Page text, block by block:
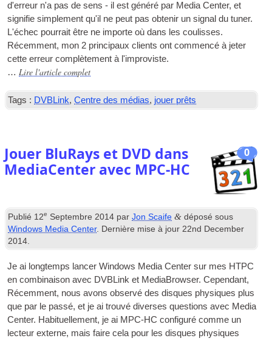
d'erreur n'a pas de sens - il est généré par Media Center, et
signifie simplement qu'il ne peut pas obtenir un signal du tuner.
L'échec pourrait être ne importe où dans les coulisses.
Récemment, mon 2 principaux clients ont commencé à jeter
cette erreur complètement à l'improviste.
… Lire l'article complet
Tags : DVBLink,Centre des médias, jouer prêts
0
Jouer BluRays et DVD dans
MediaCenter avec MPC-HC
Publié 12e Septembre 2014 parJon Scaife & déposé sous
Windows Media Center. Dernière mise à jour22nd December
2014.
Je ai longtemps lancer Windows Media Center sur mes HTPC
en combinaison avec DVBLink et MediaBrowser. Cependant,
Récemment, nous avons observé des disques physiques plus
que par le passé, et je ai trouvé diverses questions avec Media
Center. Habituellement, je ai MPC-HC configuré comme un
lecteur externe, mais faire cela pour les disques physiques